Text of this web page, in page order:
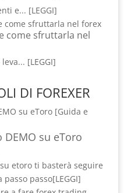
e... [LEGGI]
come sfruttarla nel
... [LEGGI]
DI FOREXER
su eToro
etoro ti basterà seguire
passo passo[LEGGI]